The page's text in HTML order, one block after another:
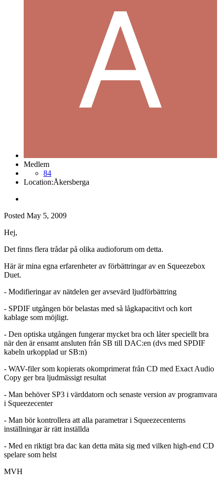
Medlem
84
Location:Åkersberga
Posted May 5, 2009
Hej,
Det finns flera trådar på olika audioforum om detta.
Här är mina egna erfarenheter av förbättringar av en Squeezebox
Duet.
- Modifieringar av nätdelen ger avsevärd ljudförbättring
- SPDIF utgången bör belastas med så lågkapacitivt och kort
kablage som möjligt.
- Den optiska utgången fungerar mycket bra och låter speciellt bra
när den är ensamt ansluten från SB till DAC:en (dvs med SPDIF
kabeln urkopplad ur SB:n)
- WAV-filer som kopierats okomprimerat från CD med Exact Audio
Copy ger bra ljudmässigt resultat
- Man behöver SP3 i värddatorn och senaste version av programvara
i Squeezecenter
- Man bör kontrollera att alla parametrar i Squeezecenterns
inställningar är rätt inställda
- Med en riktigt bra dac kan detta mäta sig med vilken high-end CD
spelare som helst
MVH